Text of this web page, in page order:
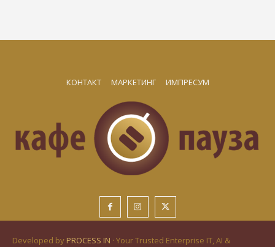
КОНТАКТ МАРКЕТИНГ ИМПРЕСУМ
Developed by PROCESS IN · Your Trusted Enterprise IT, AI &